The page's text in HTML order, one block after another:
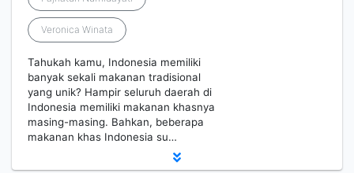
Veronica Winata
Tahukah kamu, Indonesia memiliki
banyak sekali makanan tradisional
yang unik? Hampir seluruh daerah di
Indonesia memiliki makanan khasnya
masing-masing. Bahkan, beberapa
makanan khas Indonesia su…